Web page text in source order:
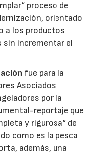
proceso de
orientado
a los productos
sin incrementar el
fue para la
Asociados
por la
reportaje que
y rigurosa“ de
como es la pesca
además, una